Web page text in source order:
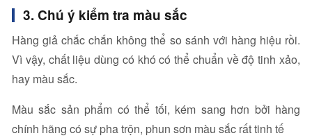
3. Chú ý kiểm tra màu sắc
Hàng giả chắc chắn không thể so sánh với hàng hiệu rồi.
Vì vậy, chất liệu dùng có khó có thể chuẩn về độ tinh xảo,
hay màu sắc.
Màu sắc sản phẩm có thể tối, kém sang hơn bởi hàng
chính hãng có sự pha trộn, phun sơn màu sắc rất tinh tế